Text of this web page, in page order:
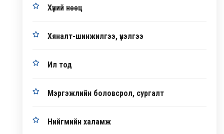
Хүний нөөц
Хяналт-шинжилгээ, үнэлгээ
Ил тод
Мэргэжлийн боловсрол, сургалт
Нийгмийн халамж